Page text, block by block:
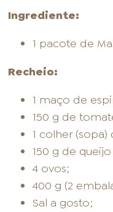
Ingrediente:
1 pacote de
Recheio:
1 maço de
150 g de
1 colher
150 g de
4 ovos;
400 g (2
Sal a gosto;